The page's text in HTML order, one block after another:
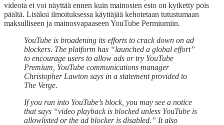
videota ei voi näyttää ennen kuin mainosten esto on kytketty pois
päältä. Lisäksi ilmoituksessa käyttäjää kehotetaan tutustumaan
maksulliseen ja mainosvapaaseen YouTube Permiumiin.
YouTube is broadening its efforts to crack down on ad
blockers. The platform has “launched a global effort”
to encourage users to allow ads or try YouTube
Premium, YouTube communications manager
Christopher Lawton says in a statement provided to
The Verge.
If you run into YouTube’s block, you may see a notice
that says “video playback is blocked unless YouTube is
allowlisted or the ad blocker is disabled.” It also